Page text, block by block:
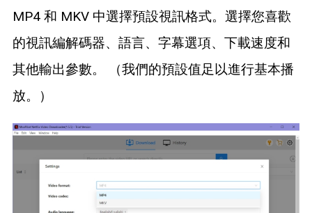
MP4 和 MKV 中選擇預設視訊格式。選擇您喜歡
的視訊編解碼器、語言、字幕選項、下載速度和
其他輸出參數。 （我們的預設值足以進行基本播
放。）